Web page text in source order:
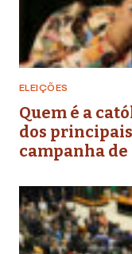
ELEIÇÕES
Quem é a
dos
campanha